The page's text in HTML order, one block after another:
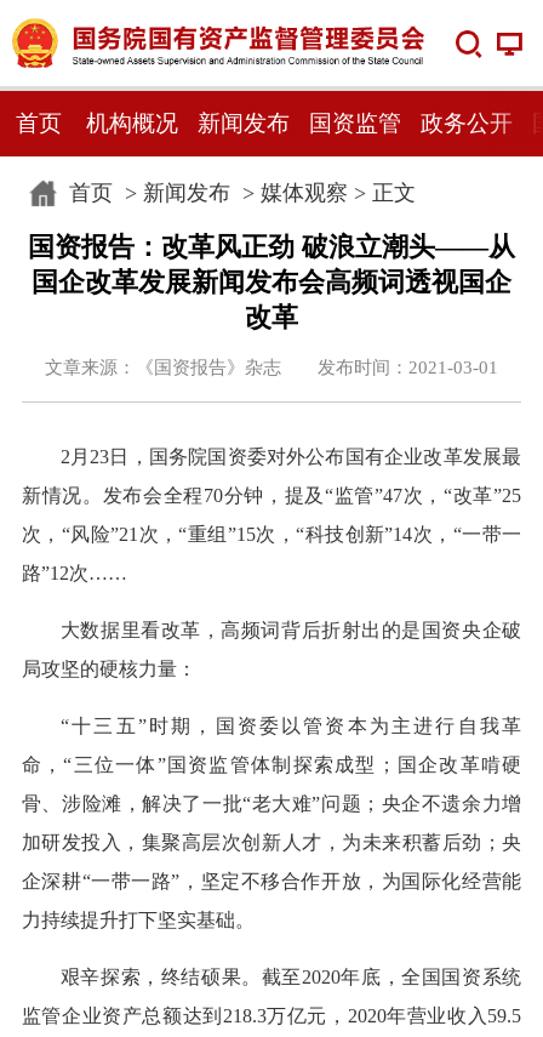
首页 机构概况 新闻发布 国资监管 政务公开
首页> 新闻发布> 媒体观察 > 正文
国资报告：改革风正劲 破浪立潮头——从
国企改革发展新闻发布会高频词透视国企
改革
文章来源：《国资报告》杂志 发布时间：2021-03-01
2月23日，国务院国资委对外公布国有企业改革发展最
新情况。发布会全程70分钟，提及“监管”47次，“改革”25
次，“风险”21次，“重组”15次，“科技创新”14次，“一带一
路”12次……
大数据里看改革，高频词背后折射出的是国资央企破
局攻坚的硬核力量：
“十三五”时期，国资委以管资本为主进行自我革
命，“三位一体”国资监管体制探索成型；国企改革啃硬
骨、涉险滩，解决了一批“老大难”问题；央企不遗余力增
加研发投入，集聚高层次创新人才，为未来积蓄后劲；央
企深耕“一带一路”，坚定不移合作开放，为国际化经营能
力持续提升打下坚实基础。
艰辛探索，终结硕果。截至2020年底，全国国资系统
监管企业资产总额达到218.3万亿元，2020年营业收入59.5